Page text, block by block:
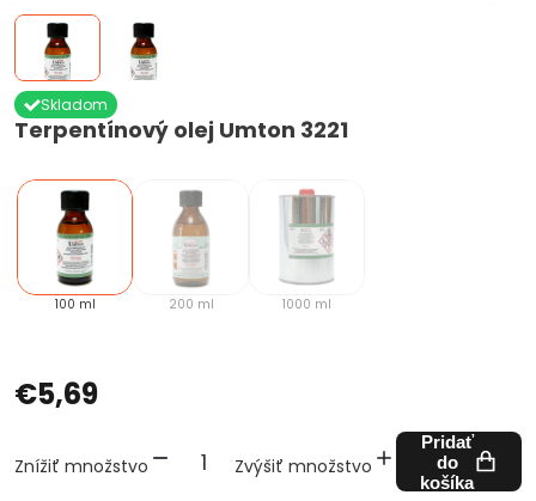
Terpentínový olej Umton 3221
Skladom
100 ml 200 ml 1000 ml
€5,69
Znížiť množstvo Zvýšiť množstvo
Pridať
do
košíka